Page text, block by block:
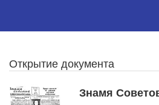
Открытие документа
Знамя